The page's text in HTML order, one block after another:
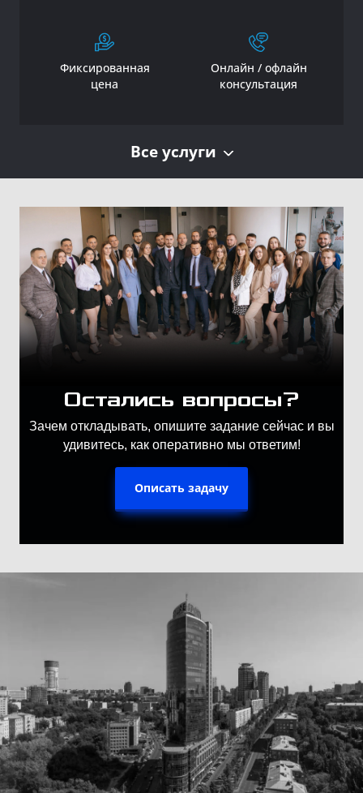
Фиксированная
цена
Онлайн / офлайн
консультация
Все услуги
Остались вопросы?
Зачем откладывать, опишите задание сейчас и вы
удивитесь, как оперативно мы ответим!
Описать задачу